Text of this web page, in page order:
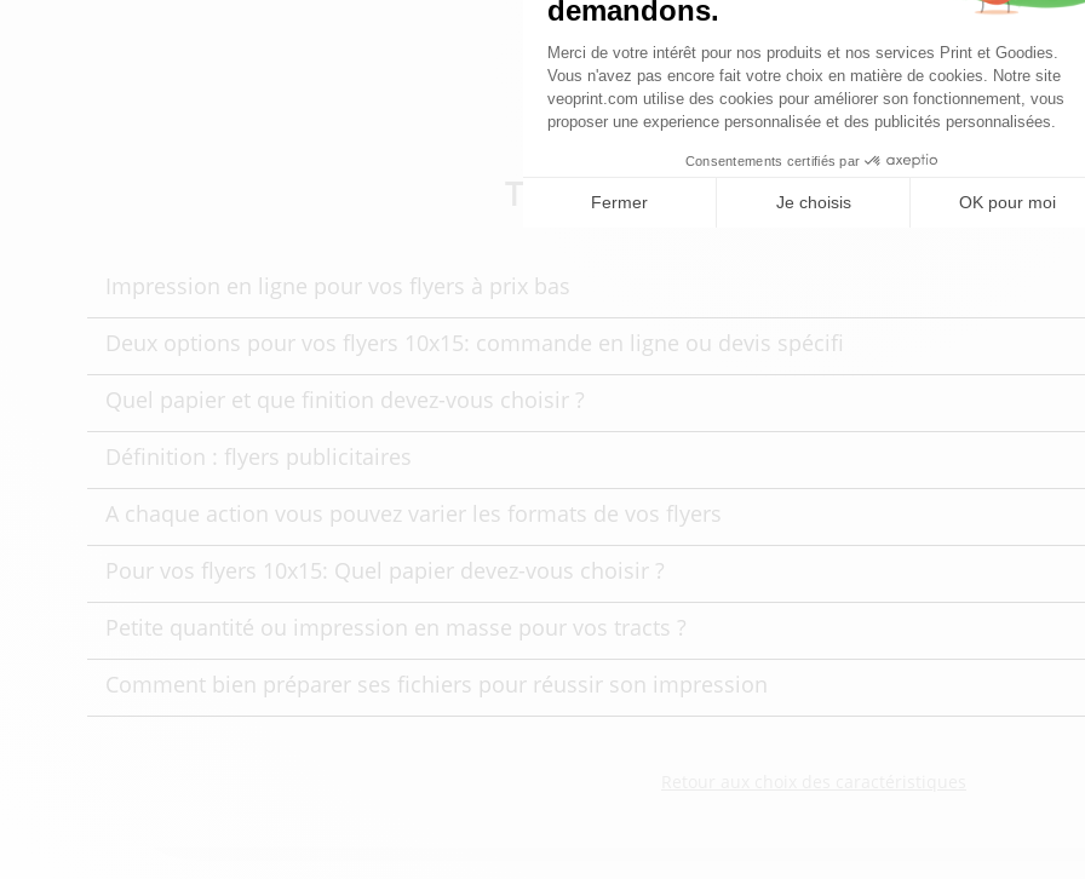
30 000 clients
Tout savoir sur l'impression : Flyers
Impression en ligne pour vos flyers à prix bas
Deux options pour vos flyers 10x15: commande en ligne ou devis spécifi
Quel papier et que finition devez-vous choisir ?
Définition : flyers publicitaires
A chaque action vous pouvez varier les formats de vos flyers
Pour vos flyers 10x15: Quel papier devez-vous choisir ?
Petite quantité ou impression en masse pour vos tracts ?
Comment bien préparer ses fichiers pour réussir son impression